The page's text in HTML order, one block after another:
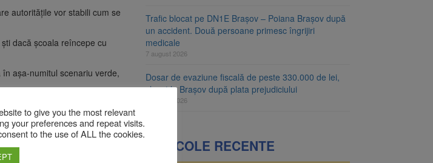
autoritățile vor stabili cum se
dacă școala reîncepe cu
așa-numitul scenariu verde,
terminale. În cazul
Trafic blocat pe DN1E Brașov – Poiana Brașov după
un accident. Două persoane primesc îngrijiri
medicale
7 august 2026
Dosar de evaziune fiscală de peste 330.000 de lei,
clasat la Brașov după plata prejudiciului
7 august 2026
ARTICOLE RECENTE
to give you the most relevant
your preferences and repeat visits.
to the use of ALL the cookies.